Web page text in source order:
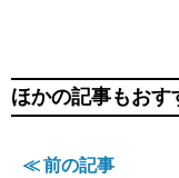
ほかの記事もおす
≪ 前の記事